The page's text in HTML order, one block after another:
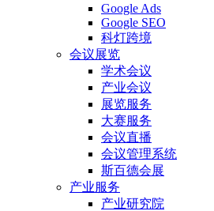
Google Ads
Google SEO
科灯跨境
会议展览
学术会议
产业会议
展览服务
大赛服务
会议直播
会议管理系统
斯百德会展
产业服务
产业研究院